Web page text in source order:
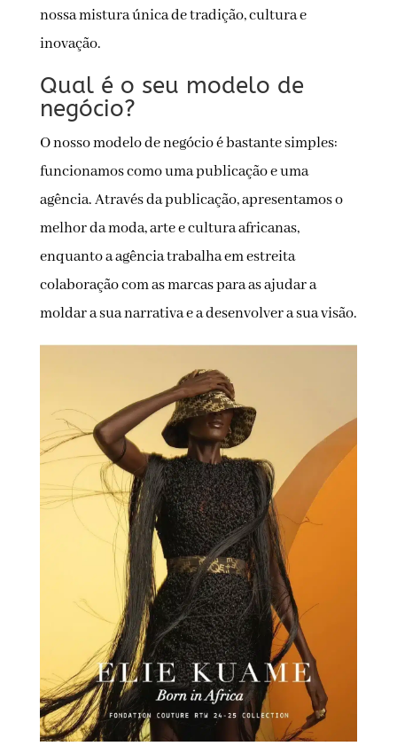
nossa mistura única de tradição, cultura e
inovação.
Qual é o seu modelo de
negócio?
O nosso modelo de negócio é bastante simples:
funcionamos como uma publicação e uma
agência. Através da publicação, apresentamos o
melhor da moda, arte e cultura africanas,
enquanto a agência trabalha em estreita
colaboração com as marcas para as ajudar a
moldar a sua narrativa e a desenvolver a sua visão.